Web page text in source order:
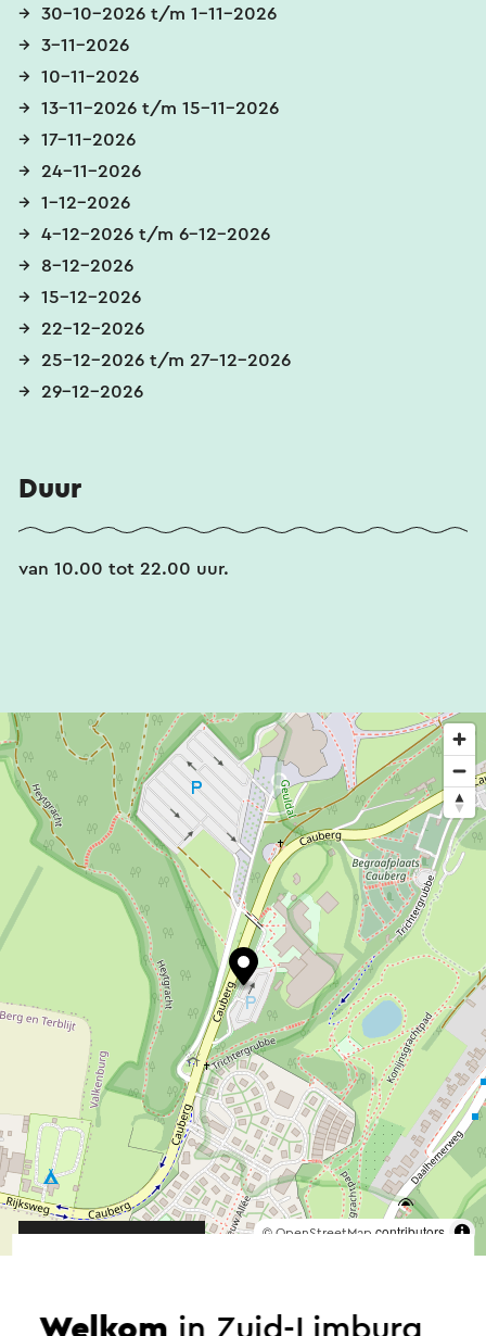
30-10-2026 t/m 1-11-2026
3-11-2026
10-11-2026
13-11-2026 t/m 15-11-2026
17-11-2026
24-11-2026
1-12-2026
4-12-2026 t/m 6-12-2026
8-12-2026
15-12-2026
22-12-2026
25-12-2026 t/m 27-12-2026
29-12-2026
Duur
van 10.00 tot 22.00 uur.
© OpenStreetMap contributors
Welkom in Zuid-Limburg